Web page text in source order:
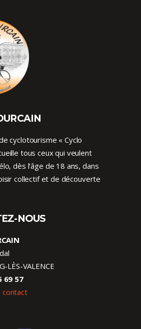
cyclotourisme « Cyclo
tous ceux qui veulent
dès l’âge de 18 ans, dans
collectif et de découverte
NOUS
LÈS-VALENCE
69 57
contact